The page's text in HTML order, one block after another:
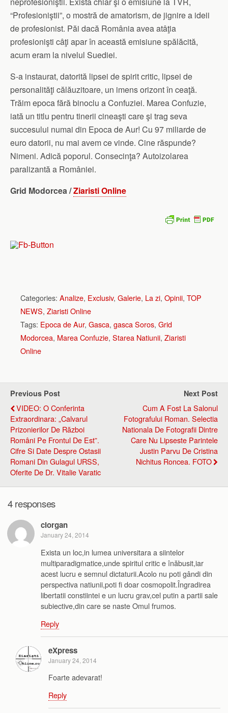
“Profesioniştii”, o mostră de amatorism, de jignire a ideii
de profesionist. Păi dacă România avea atâţia
profesionişti câţi apar în această emisiune spălăcită,
acum eram la nivelul Suediei.
S-a instaurat, datorită lipsei de spirit critic, lipsei de
personalităţi călăuzitoare, un imens orizont în ceaţă.
Trăim epoca fără binoclu a Confuziei. Marea Confuzie,
iată un titlu pentru tinerii cineaşti care şi trag seva
succesului numai din Epoca de Aur! Cu 97 miliarde de
euro datorii, nu mai avem ce vinde. Cine răspunde?
Nimeni. Adică poporul. Consecinţa? Autoizolarea
paralizantă a României.
Grid Modorcea /Ziaristi Online
Categories: Analize, Exclusiv, Galerie, La zi, Opinii, TOP
NEWS, Ziaristi Online
Tags: Epoca de Aur, Gasca, gasca Soros, Grid
Modorcea, Marea Confuzie, Starea Natiunii, Ziaristi
Online
Previous Post
VIDEO: O Conferinta
Extraordinara: „Calvarul
Prizonierilor De Război
Români Pe Frontul De Est”.
Cifre Si Date Despre Ostasii
Romani Din Gulagul URSS,
Oferite De Dr. Vitalie Varatic
Next Post
Cum A Fost La Salonul
Fotografului Roman. Selectia
Nationala De Fotografii Dintre
Care Nu Lipseste Parintele
Justin Parvu De Cristina
Nichitus Roncea. FOTO
4 responses
ciorgan
January 24, 2014
Exista un loc,in lumea universitara a siintelor
multiparadigmatice,unde spiritul critic e înăbusit,iar
acest lucru e semnul dictaturii.Acolo nu poti gândi din
perspectiva natiunii,poti fi doar cosmopolit.Îngradirea
libertatii constiintei e un lucru grav,cel putin a partii sale
subiective,din care se naste Omul frumos.
Reply
eXpress
January 24, 2014
Foarte adevarat!
Reply